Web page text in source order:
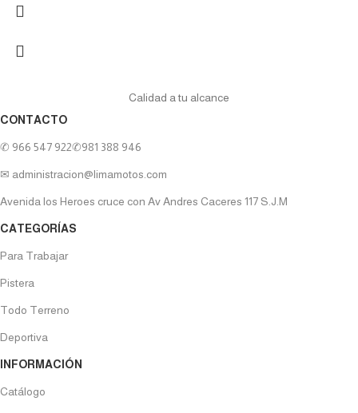
Calidad a tu alcance
CONTACTO
✆ 966 547 922✆981 388 946
✉ administracion@limamotos.com
Avenida los Heroes cruce con Av Andres Caceres 117 S.J.M
CATEGORÍAS
Para Trabajar
Pistera
Todo Terreno
Deportiva
INFORMACIÓN
Catálogo